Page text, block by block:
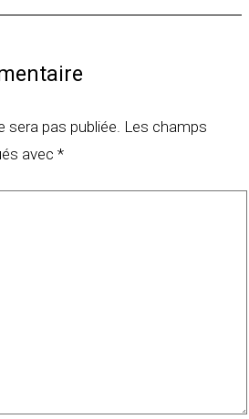
sera pas publiée. Les champs
avec *